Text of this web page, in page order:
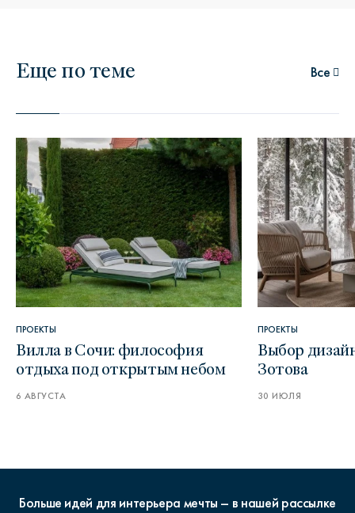
Еще по теме Все
ПРОЕКТЫ
Вилла в Сочи: философия
отдыха под открытым небом
6 АВГУСТА
ПРОЕКТЫ
Выбор
Зотова
30 ИЮЛЯ
Больше идей для интерьера мечты – в нашей рассылке